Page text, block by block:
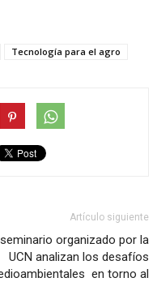
Tecnología para el agro
Artículo siguiente
organizado por la
UCN analizan los desafíos
en torno al